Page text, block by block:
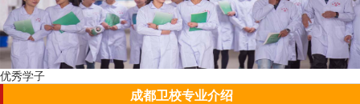
优秀学子
成都卫校专业介绍